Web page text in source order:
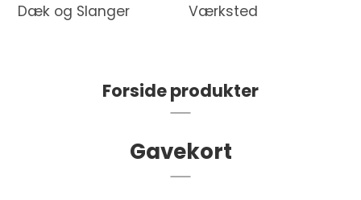
Dæk og Slanger Værksted
Forside produkter
Gavekort